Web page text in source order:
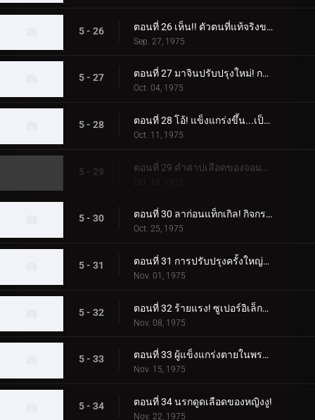
5 - 26 ตอนที่ 26 เห็น!! ตัวตนที่แท้จริงของผู้นำที่ยิ่งใหญ่!!
Sep. 27, 1975
5 - 27 ตอนที่ 27 มาจินปรับปรุงใหม่! กองทัพเดลเซอร์ปรากฏตัว!!
Oct. 04, 1975
5 - 28 ตอนที่ 28 โอ้! แข็งแกร่งขึ้น...เป็นชิ้นเล็กๆ!
Oct. 11, 1975
5 - 29
Oct. 18, 1975
5 - 30 ตอนที่ 30 ลาก่อนแท็กเกิล! กิจกรรมสุดท้ายของเธอ!!
Oct. 25, 1975
5 - 31 ตอนที่ 31 การปรับปรุงครั้งใหญ่ของ Stronger!!
Nov. 01, 1975
5 - 32 ตอนที่ 32 ร้ายแรง! ซูเปอร์อิเล็กโทร 3 สเตจคิก!!
Nov. 08, 1975
5 - 33 ตอนที่ 33 ผู้แข็งแกร่งตายในพระจันทร์เต็มดวง!
Nov. 15, 1975
5 - 34 ตอนที่ 34 นรกดูดเลือดของหญิงงู!
Nov. 22, 1975